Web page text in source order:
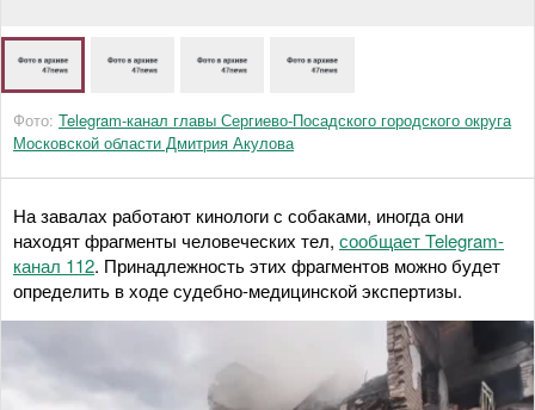
Фото: Telegram-канал главы Сергиево-Посадского городского округа
Московской области Дмитрия Акулова
На завалах работают кинологи с собаками, иногда они
находят фрагменты человеческих тел, сообщает Telegram-
канал 112. Принадлежность этих фрагментов можно будет
определить в ходе судебно-медицинской экспертизы.